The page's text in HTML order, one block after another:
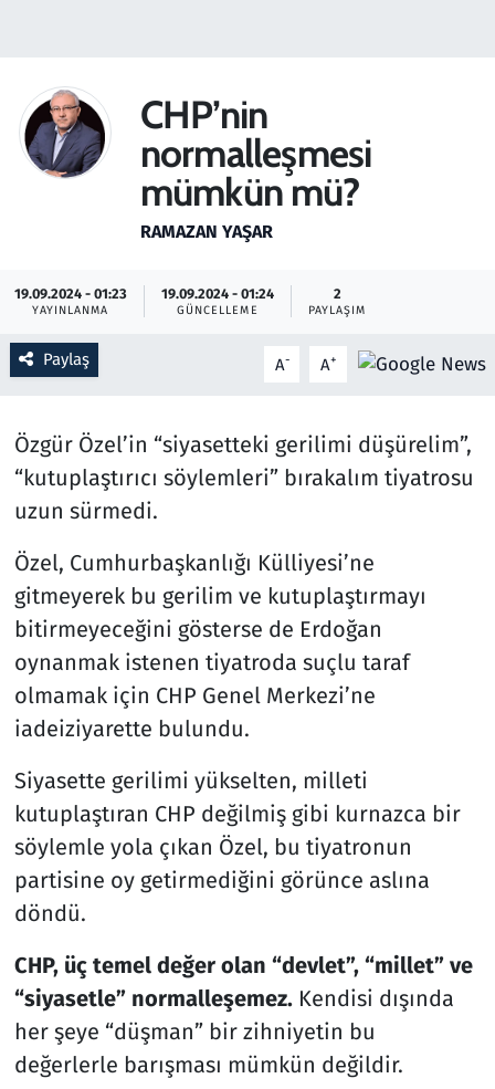
CHP’nin
normalleşmesi
mümkün mü?
RAMAZAN YAŞAR
19.09.2024 - 01:23
YAYINLANMA
19.09.2024 - 01:24
GÜNCELLEME
2
PAYLAŞIM
Paylaş A- A+
Özgür Özel’in “siyasetteki gerilimi düşürelim”,
“kutuplaştırıcı söylemleri” bırakalım tiyatrosu
uzun sürmedi.
Özel, Cumhurbaşkanlığı Külliyesi’ne
gitmeyerek bu gerilim ve kutuplaştırmayı
bitirmeyeceğini gösterse de Erdoğan
oynanmak istenen tiyatroda suçlu taraf
olmamak için CHP Genel Merkezi’ne
iadeiziyarette bulundu.
Siyasette gerilimi yükselten, milleti
kutuplaştıran CHP değilmiş gibi kurnazca bir
söylemle yola çıkan Özel, bu tiyatronun
partisine oy getirmediğini görünce aslına
döndü.
CHP, üç temel değer olan “devlet”, “millet” ve
“siyasetle” normalleşemez.Kendisi dışında
her şeye “düşman” bir zihniyetin bu
değerlerle barışması mümkün değildir.
Haber
Kültür Sanat
Kurumsal Haberler
Memur ve Kamu
Otomobil
Oyun
Ramazan
Rüya Tabirleri
Sağlık
Savunma Sanayi
Seçim 2023
Spor
Teknoloji ve Bilim